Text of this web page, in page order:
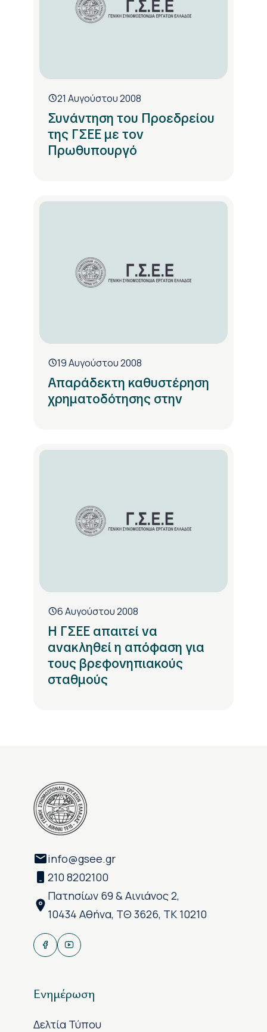
21 Αυγούστου 2008
Συνάντηση του Προεδρείου
της ΓΣΕΕ με τον
Πρωθυπουργό
19 Αυγούστου 2008
Απαράδεκτη καθυστέρηση
χρηματοδότησης στην
6 Αυγούστου 2008
Η ΓΣΕΕ απαιτεί να
ανακληθεί η απόφαση για
τους βρεφονηπιακούς
σταθμούς
info@gsee.gr
210 8202100
Πατησίων 69 & Αινιάνος 2,
10434 Αθήνα, ΤΘ 3626, ΤΚ 10210
Ενημέρωση
Δελτία Τύπου